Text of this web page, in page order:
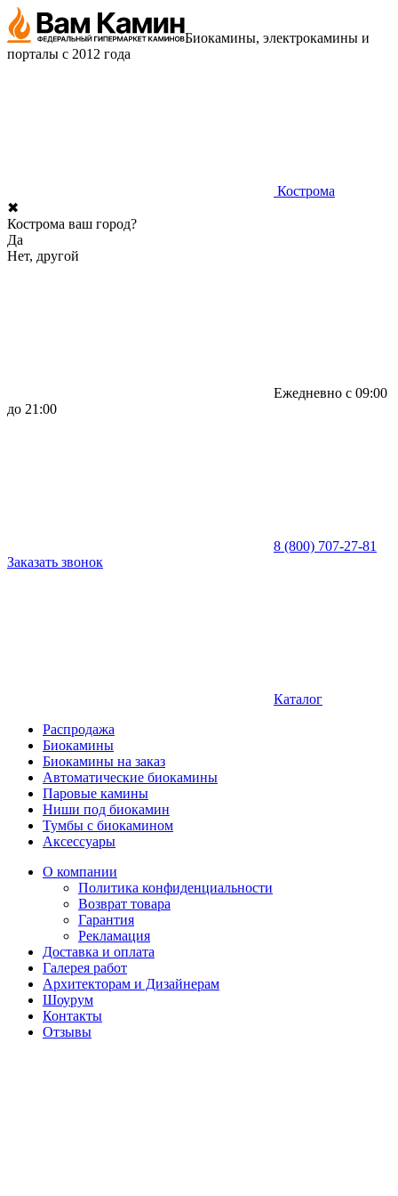
Биокамины, электрокамины и
порталы с 2012 года
Кострома
✖
Кострома ваш город?
Да
Нет, другой
Ежедневно с 09:00
до 21:00
8 (800) 707-27-81
Заказать звонок
Каталог
Распродажа
Биокамины
Биокамины на заказ
Автоматические биокамины
Паровые камины
Ниши под биокамин
Тумбы с биокамином
Аксессуары
О компании
Политика конфиденциальности
Возврат товара
Гарантия
Рекламация
Доставка и оплата
Галерея работ
Архитекторам и Дизайнерам
Шоурум
Контакты
Отзывы